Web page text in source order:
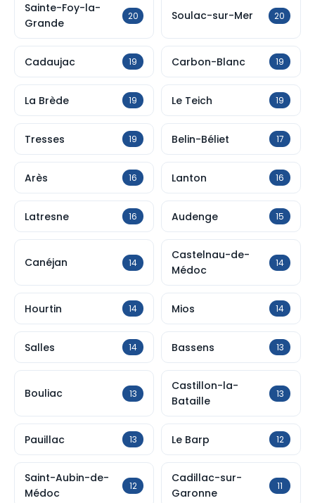
Sainte-Foy-la-
Grande
20 Soulac-sur-Mer 20
Cadaujac 19 Carbon-Blanc 19
La Brède 19 Le Teich 19
Tresses 19 Belin-Béliet 17
Arès 16 Lanton 16
Latresne 16 Audenge 15
Canéjan 14
Castelnau-de-
Médoc
14
Hourtin 14 Mios 14
Salles 14 Bassens 13
Bouliac 13
Castillon-la-
Bataille
13
Pauillac 13 Le Barp 12
Saint-Aubin-de-
Médoc
12
Cadillac-sur-
Garonne
11